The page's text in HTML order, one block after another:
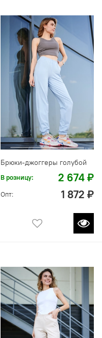
Брюки-джоггеры голубой
В розницу: 2 674 ₽
Опт: 1 872 ₽